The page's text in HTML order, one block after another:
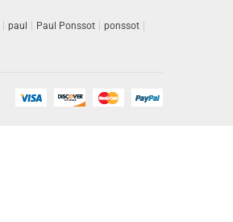
paul Paul Ponssot
ponssot